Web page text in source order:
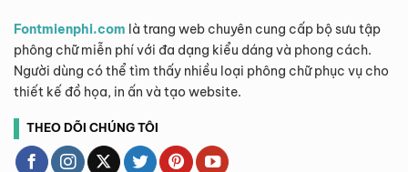
Fontmienphi.com là trang web chuyên cung cấp bộ sưu tập
phông chữ miễn phí với đa dạng kiểu dáng và phong cách.
Người dùng có thể tìm thấy nhiều loại phông chữ phục vụ cho
thiết kế đồ họa, in ấn và tạo website.
THEO DÕI CHÚNG TÔI